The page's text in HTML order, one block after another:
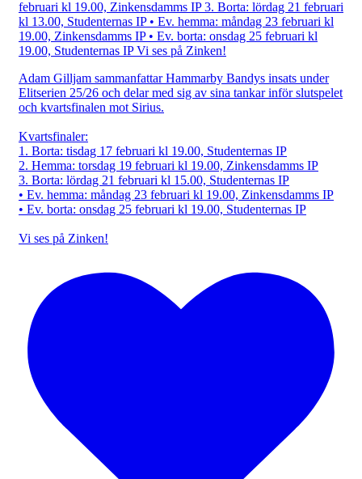
Adam Gilljam sammanfattar Hammarby Bandys insats under
Elitserien 25/26 och delar med sig av sina tankar inför slutspelet
och kvartsfinalen mot Sirius.
Kvartsfinaler:
1. Borta: tisdag 17 februari kl 19.00, Studenternas IP
2. Hemma: torsdag 19 februari kl 19.00, Zinkensdamms IP
3. Borta: lördag 21 februari kl 15.00, Studenternas IP
• Ev. hemma: måndag 23 februari kl 19.00, Zinkensdamms IP
• Ev. borta: onsdag 25 februari kl 19.00, Studenternas IP
Vi ses på Zinken!